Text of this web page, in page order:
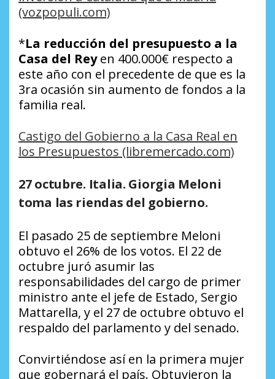
(vozpopuli.com)
*La reducción del presupuesto a la
Casa del Reyen 400.000€ respecto a
este año con el precedente de que es la
3ra ocasión sin aumento de fondos a la
familia real.
Castigo del Gobierno a la Casa Real en
los Presupuestos (libremercado.com)
27 octubre. Italia. Giorgia Meloni
toma las riendas del gobierno.
El pasado 25 de septiembre Meloni
obtuvo el 26% de los votos. El 22 de
octubre juró asumir las
responsabilidades del cargo de primer
ministro ante el jefe de Estado, Sergio
Mattarella, y el 27 de octubre obtuvo el
respaldo del parlamento y del senado.
Convirtiéndose así en la primera mujer
que gobernará el país. Obtuvieron la